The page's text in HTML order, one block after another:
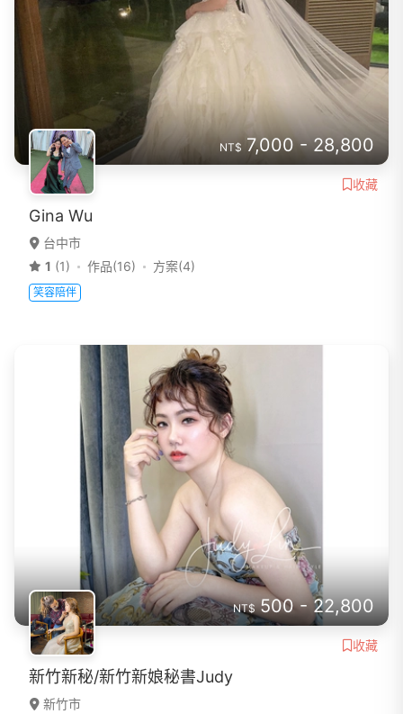
NT$ 7,000 - 28,800
收藏
Gina Wu
台中市
1 (1) 作品(16) 方案(4)
笑容陪伴
NT$ 500 - 22,800
收藏
新竹新秘/新竹新娘秘書Judy
新竹市